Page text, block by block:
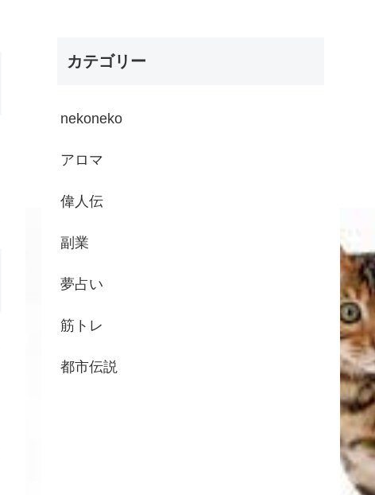
カテゴリー
nekoneko
アロマ
偉人伝
副業
夢占い
筋トレ
都市伝説